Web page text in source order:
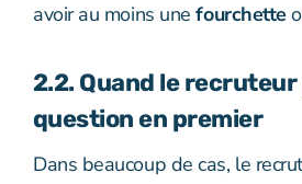
avoir au moins unefourchette
2.2. Quand le recruteur
question en premier
Dans beaucoup de cas, le